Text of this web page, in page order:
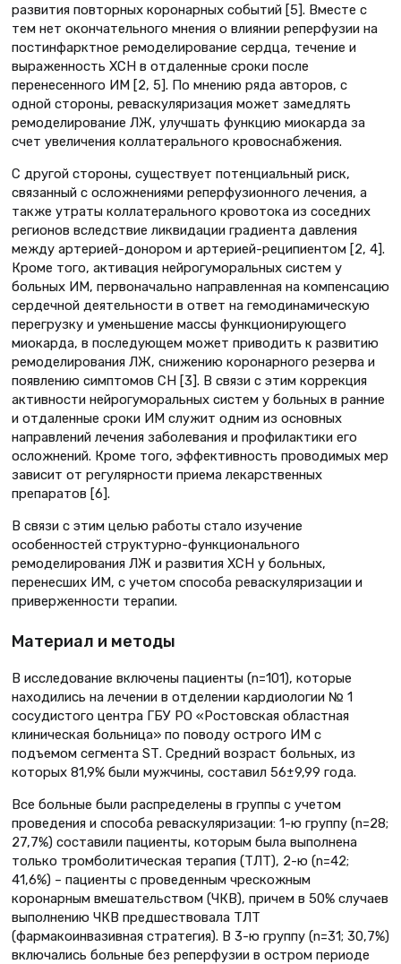
развития повторных коронарных событий [5]. Вместе с
тем нет окончательного мнения о влиянии реперфузии на
постинфарктное ремоделирование сердца, течение и
выраженность ХСН в отдаленные сроки после
перенесенного ИМ [2, 5]. По мнению ряда авторов, с
одной стороны, реваскуляризация может замедлять
ремоделирование ЛЖ, улучшать функцию миокарда за
счет увеличения коллатерального кровоснабжения.
С другой стороны, существует потенциальный риск,
связанный с осложнениями реперфузионного лечения, а
также утраты коллатерального кровотока из соседних
регионов вследствие ликвидации градиента давления
между артерией-донором и артерией-реципиентом [2, 4].
Кроме того, активация нейрогуморальных систем у
больных ИМ, первоначально направленная на компенсацию
сердечной деятельности в ответ на гемодинамическую
перегрузку и уменьшение массы функционирующего
миокарда, в последующем может приводить к развитию
ремоделирования ЛЖ, снижению коронарного резерва и
появлению симптомов СН [3]. В связи с этим коррекция
активности нейрогуморальных систем у больных в ранние
и отдаленные сроки ИМ служит одним из основных
направлений лечения заболевания и профилактики его
осложнений. Кроме того, эффективность проводимых мер
зависит от регулярности приема лекарственных
препаратов [6].
В связи с этим целью работы стало изучение
особенностей структурно-функционального
ремоделирования ЛЖ и развития ХСН у больных,
перенесших ИМ, с учетом способа реваскуляризации и
приверженности терапии.
Материал и методы
В исследование включены пациенты (n=101), которые
находились на лечении в отделении кардиологии № 1
сосудистого центра ГБУ РО «Ростовская областная
клиническая больница» по поводу острого ИМ с
подъемом сегмента SТ. Средний возраст больных, из
которых 81,9% были мужчины, составил 56±9,99 года.
Все больные были распределены в группы с учетом
проведения и способа реваскуляризации: 1-ю группу (n=28;
27,7%) составили пациенты, которым была выполнена
только тромболитическая терапия (ТЛТ), 2-ю (n=42;
41,6%) – пациенты с проведенным чрескожным
коронарным вмешательством (ЧКВ), причем в 50% случаев
выполнению ЧКВ предшествовала ТЛТ
(фармакоинвазивная стратегия). В 3-ю группу (n=31; 30,7%)
включались больные без реперфузии в остром периоде